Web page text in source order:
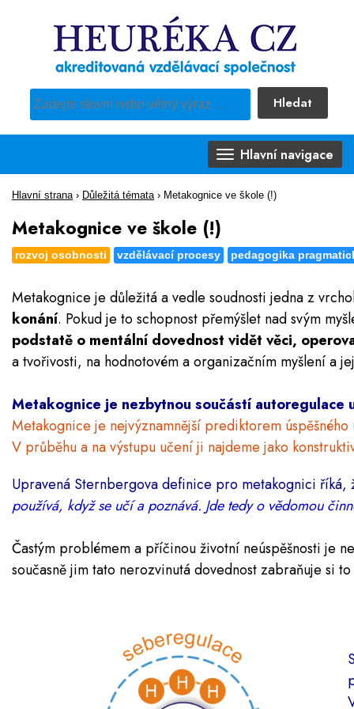
Hledat
Pro vyhledávání obsahu webu použijte předdefinovaný výběr
Hlavní navigace
Hlavní strana › Důležitá témata › Metakognice ve škole (!)
Metakognice ve škole (!)
rozvoj osobnosti vzdělávací procesy pedagogika
Metakognice je důležitá a vedle soudnosti jedna z
konání. Pokud je to schopnost přemýšlet nad svým
podstatě o mentální dovednost vidět věci,
a tvořivosti, na hodnotovém a organizačním myšlení a
Metakognice je nezbytnou součástí autoregulace
Metakognice je nejvýznamnější prediktorem
V průběhu a na výstupu učení ji najdeme jako
Upravená Sternbergova definice pro metakognici říká,
používá, když se učí a poznává. Jde tedy o vědomou
Častým problémem a příčinou životní neúspěšnosti je
současně jim tato nerozvinutá dovednost zabraňuje si